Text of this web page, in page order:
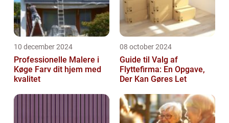
10 december 2024
Professionelle Malere i
Køge Farv dit hjem med
kvalitet
08 october 2024
Guide til Valg af
Flyttefirma: En Opgave,
Der Kan Gøres Let